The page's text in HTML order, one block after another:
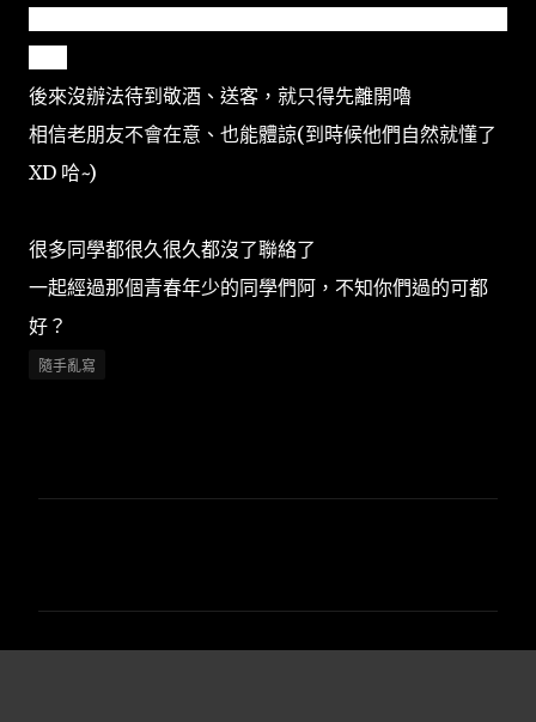
後來沒辦法待到敬酒、送客，就只得先離開嚕
相信老朋友不會在意、也能體諒(到時候他們自然就懂了
XD 哈~)
很多同學都很久很久都沒了聯絡了
一起經過那個青春年少的同學們阿，不知你們過的可都
好？
隨手亂寫